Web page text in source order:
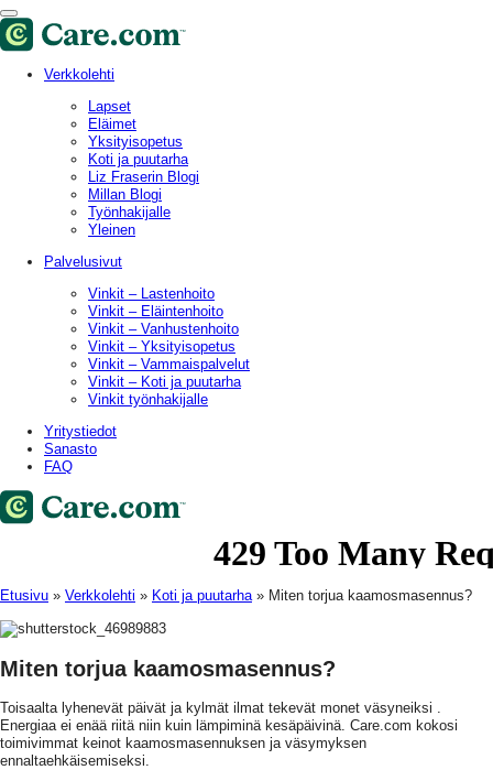
Verkkolehti
Lapset
Eläimet
Yksityisopetus
Koti ja puutarha
Liz Fraserin Blogi
Millan Blogi
Työnhakijalle
Yleinen
Palvelusivut
Vinkit – Lastenhoito
Vinkit – Eläintenhoito
Vinkit – Vanhustenhoito
Vinkit – Yksityisopetus
Vinkit – Vammaispalvelut
Vinkit – Koti ja puutarha
Vinkit työnhakijalle
Yritystiedot
Sanasto
FAQ
Etusivu » Verkkolehti » Koti ja puutarha» Miten torjua kaamosmasennus?
Miten torjua kaamosmasennus?
Toisaalta lyhenevät päivät ja kylmät ilmat tekevät monet väsyneiksi .
Energiaa ei enää riitä niin kuin lämpiminä kesäpäivinä. Care.com kokosi
toimivimmat keinot kaamosmasennuksen ja väsymyksen
ennaltaehkäisemiseksi.